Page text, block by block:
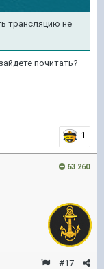
трансляцию не
почитать?
1
63 260
#17